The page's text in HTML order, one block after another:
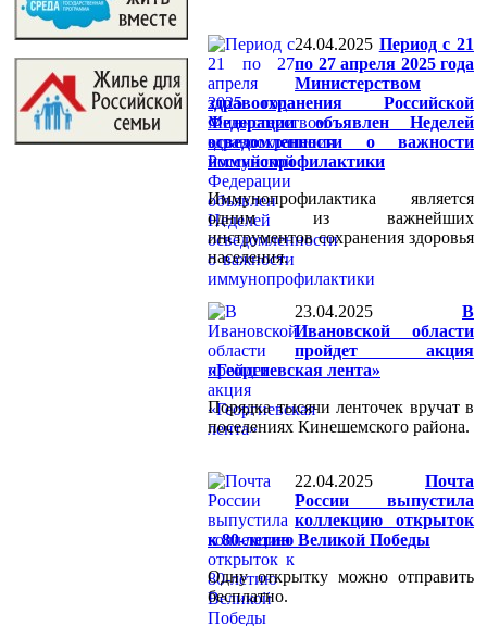
24.04.2025 Период с 21
по 27 апреля 2025 года
Министерством
здравоохранения Российской
Федерации объявлен Неделей
осведомленности о важности
иммунопрофилактики
Иммунопрофилактика является
одним из важнейших
инструментов сохранения здоровья
населения.
23.04.2025
В
Ивановской области
пройдет акция
«Георгиевская лента»
Порядка тысячи ленточек вручат в
поселениях Кинешемского района.
22.04.2025
Почта
России выпустила
коллекцию открыток
к 80-летию Великой Победы
Одну открытку можно отправить
бесплатно.